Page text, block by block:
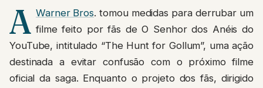
A Warner Bros. tomou medidas para derrubar um
filme feito por fãs de O Senhor dos Anéis do
YouTube, intitulado “The Hunt for Gollum”, uma ação
destinada a evitar confusão com o próximo filme
oficial da saga. Enquanto o projeto dos fãs, dirigido